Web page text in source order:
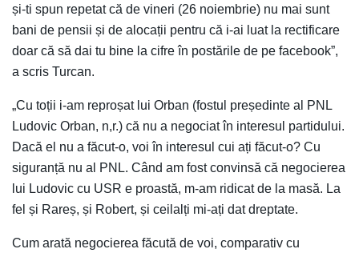
și-ti spun repetat că de vineri (26 noiembrie) nu mai sunt
bani de pensii și de alocații pentru că i-ai luat la rectificare
doar că să dai tu bine la cifre în postările de pe facebook”,
a scris Turcan.
„Cu toții i-am reproșat lui Orban (fostul președinte al PNL
Ludovic Orban, n,r.) că nu a negociat în interesul partidului.
Dacă el nu a făcut-o, voi în interesul cui ați făcut-o? Cu
siguranță nu al PNL. Când am fost convinsă că negocierea
lui Ludovic cu USR e proastă, m-am ridicat de la masă. La
fel și Rareș, și Robert, și ceilalți mi-ați dat dreptate.
Cum arată negocierea făcută de voi, comparativ cu